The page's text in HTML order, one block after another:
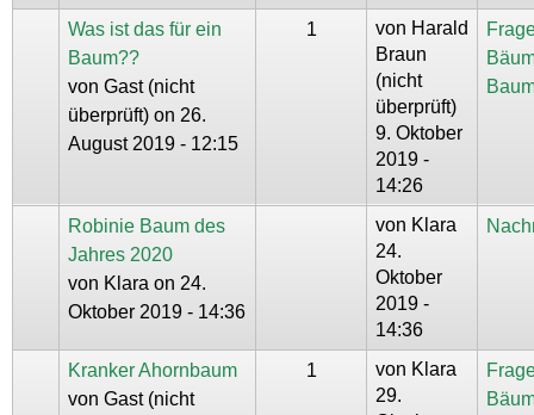
Was ist das für ein
Baum??
von Gast (nicht
überprüft) on 26.
August 2019 - 12:15
1 von Harald
Braun
(nicht
überprüft)
9. Oktober
2019 -
14:26
Robinie Baum des
Jahres 2020
von Klara on 24.
Oktober 2019 - 14:36
von Klara
24.
Oktober
2019 -
14:36
Kranker Ahornbaum
von Gast (nicht
1 von Klara
29.